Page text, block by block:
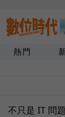
熱門
不只是 IT 問